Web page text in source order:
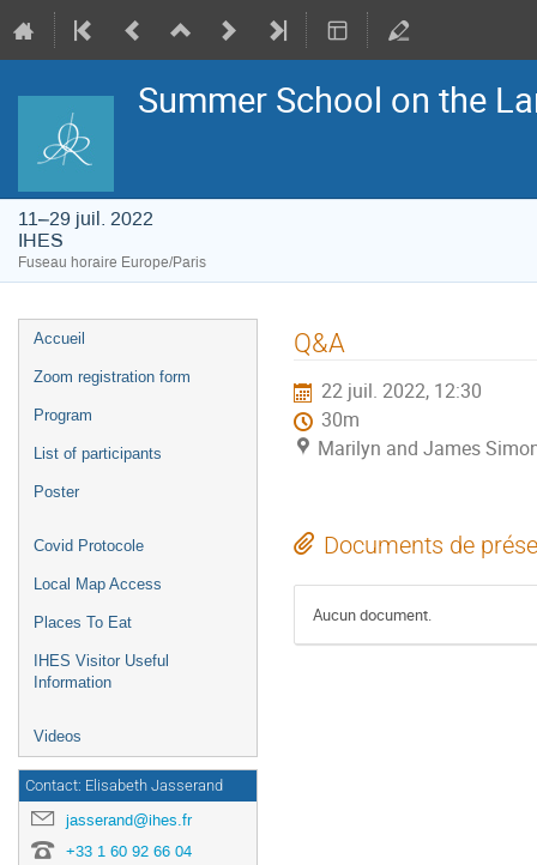
Summer School on the
11–29 juil. 2022
IHES
Fuseau horaire Europe/Paris
Menu
de
l'événement
Accueil
Zoom registration form
Program
List of participants
Poster
Covid Protocole
Local Map Access
Places To Eat
IHES Visitor Useful
Information
Videos
Contact: Elisabeth Jasserand
jasserand@ihes.fr
+33 1 60 92 66 04
Q&A
22 juil. 2022, 12:30
30m
Marilyn and James
Documents de
Aucun document.